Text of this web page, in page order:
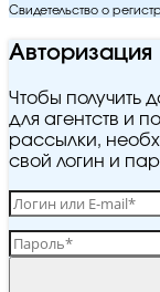
Свидетельство о
Авторизация
Чтобы получить
для агентств и
рассылки,
свой логин и